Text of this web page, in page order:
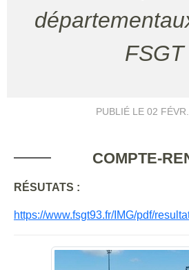
FSGT
PUBLIÉ LE 02
COMPTE-
RÉSUTATS :
https://www.fsgt93.fr/IMG/pdf/